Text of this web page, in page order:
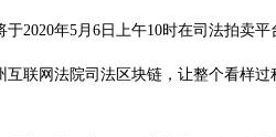
年5月6日上午10时在司法拍卖平
网法院司法区块链，让整个看样过